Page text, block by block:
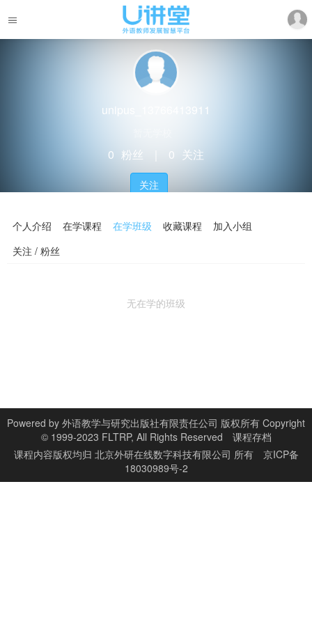
unipus_13766413911
0 粉丝 0 关注
关注
个人介绍 在学课程 在学班级 收藏课程
加入小组
关注 / 粉丝
无在学的班级
Powered by 外语教学与研究出版社有限责任公司 版权所有 Copyright
© 1999-2023 FLTRP, All Rights Reserved
课程存档
课程内容版权均归 北京外研在线数字科技有限公司 所有
京ICP备
18030989号-2